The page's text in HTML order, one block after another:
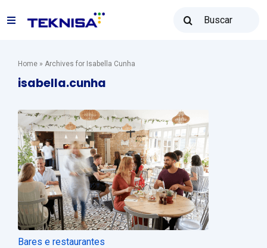
para
resultados
Toggle
Soluções
Recursos
Vendas: (31) 2122-2300
Contato
Home» Archives for Isabella Cunha
isabella.cunha
Bares e restaurantes